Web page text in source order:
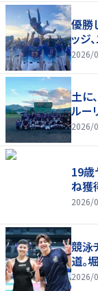
優勝
ッジ
2026/
土に
ルー
2026/
19歳
ね獲
2026/
競泳
道。
2026/